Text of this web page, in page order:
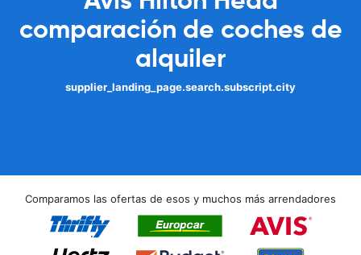
comparación de coches de
alquiler
supplier_landing_page.search.subscript.city
Comparamos las ofertas de esos y muchos más arrendadores